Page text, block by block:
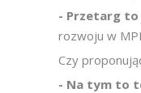
- Przetarg to
rozwoju w
Czy
- Na tym to